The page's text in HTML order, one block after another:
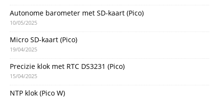
Autonome barometer met SD-kaart (Pico)
10/05/2025
Micro SD-kaart (Pico)
19/04/2025
Precizie klok met RTC DS3231 (Pico)
15/04/2025
NTP klok (Pico W)